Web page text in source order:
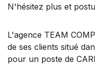
N'hésitez plus et
L'agence TEAM
de ses clients situé
pour un poste de